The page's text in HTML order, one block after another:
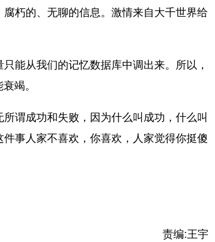
朽的、无聊的信息。激情来自大千世界给
能从我们的记忆数据库中调出来。所以，
竭。
谓成功和失败，因为什么叫成功，什么叫
事人家不喜欢，你喜欢，人家觉得你挺傻
责编:王宇